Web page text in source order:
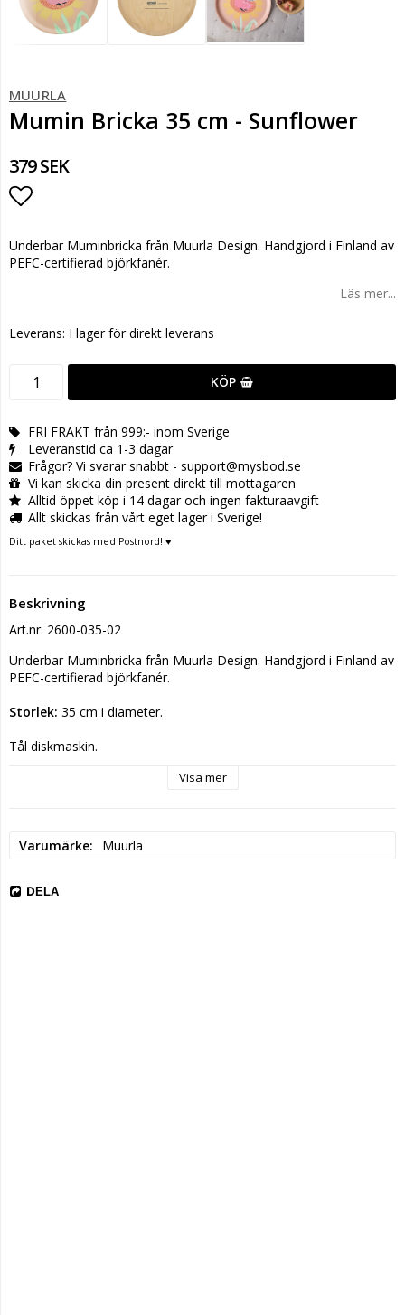
MUURLA
Mumin Bricka 35 cm - Sunflower
379 SEK
Lägg till i favoritlistan
Underbar Muminbricka från Muurla Design. Handgjord i Finland av
PEFC-certifierad björkfanér.
Läs mer...
Leverans: I lager för direkt leverans
KÖP
FRI FRAKT från 999:- inom Sverige
Leveranstid ca 1-3 dagar
Frågor? Vi svarar snabbt - support@mysbod.se
Vi kan skicka din present direkt till mottagaren
Alltid öppet köp i 14 dagar och ingen fakturaavgift
Allt skickas från vårt eget lager i Sverige!
Ditt paket skickas med Postnord! ♥
Beskrivning
Art.nr: 2600-035-02
Underbar Muminbricka från Muurla Design. Handgjord i Finland av
PEFC-certifierad björkfanér.
Storlek: 35 cm i diameter.
Tål diskmaskin.
Visa mer
Varumärke Muurla
DELA